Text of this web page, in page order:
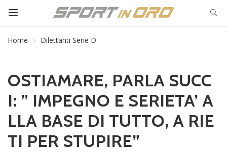
Home Dilettanti Serie D
OSTIAMARE, PARLA SUCC
I: ” IMPEGNO E SERIETA’ A
LLA BASE DI TUTTO, A RIE
TI PER STUPIRE”